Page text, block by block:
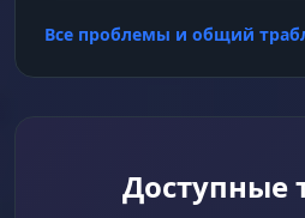
Все проблемы и общий
Доступные